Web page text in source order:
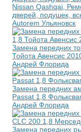
Nissan Qashqai,
дверей, подушек,
Autorem Ульяновск
Замена передних
Тойота Авенсис
Андрей Флорида
Замена передних
Passat 1,8
Андрей Флорида
Замена передних